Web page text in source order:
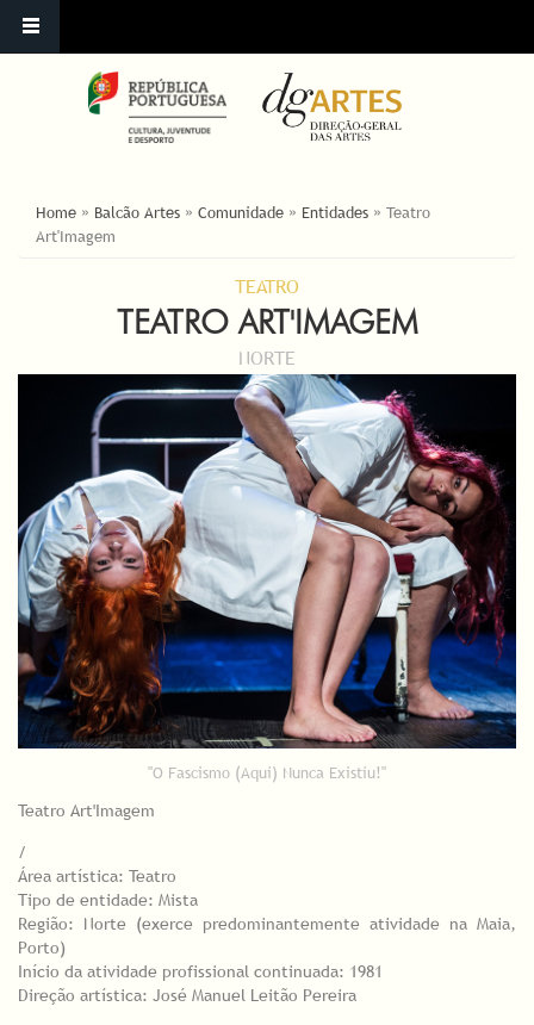
ESTÁ AQUI
Home » Balcão Artes » Comunidade » Entidades » Teatro
Art'Imagem
TEATRO
TEATRO ART'IMAGEM
NORTE
"O Fascismo (Aqui) Nunca Existiu!"
Teatro Art'Imagem
/
Área artística: Teatro
Tipo de entidade: Mista
Região: Norte (exerce predominantemente atividade na Maia,
Porto)
Início da atividade profissional continuada: 1981
Direção artística: José Manuel Leitão Pereira